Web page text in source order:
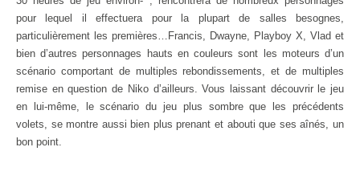
pour lequel il effectuera pour la plupart de salles besognes,
particulièrement les premières…Francis, Dwayne, Playboy X, Vlad et
bien d’autres personnages hauts en couleurs sont les moteurs d’un
scénario comportant de multiples rebondissements, et de multiples
remise en question de Niko d’ailleurs. Vous laissant découvrir le jeu
en lui-même, le scénario du jeu plus sombre que les précédents
volets, se montre aussi bien plus prenant et abouti que ses aînés, un
bon point.